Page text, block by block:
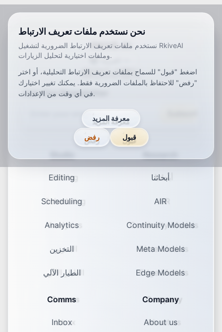
نحن نستخدم ملفات تعريف الارتباط
نستخدم ملفات تعريف الارتباط الضرورية لتشغيل RkiveAI
وملفات اختيارية لتحليل الزيارات.
اضغط "قبول" للسماح بملفات تعريف الارتباط التحليلية، أو اختر
"رفض" للاحتفاظ بالملفات الضرورية فقط. يمكنك تغيير اختيارك
في أي وقت من الإعدادات.
معرفة المزيد
رفض قبول
RKIVE AI
العربية
ardeen esfrjakoptvi zhx-default
Join Our Newsletter
Editing
Scheduling
Analytics
التخزين
الطيار الآلي
Comms
Inbox
أبحاثنا
AIR
Continuity Models
Meta Models
Edge Models
Company
About us